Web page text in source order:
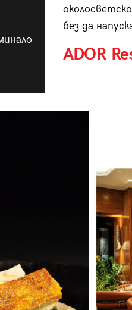
без да
ADOR